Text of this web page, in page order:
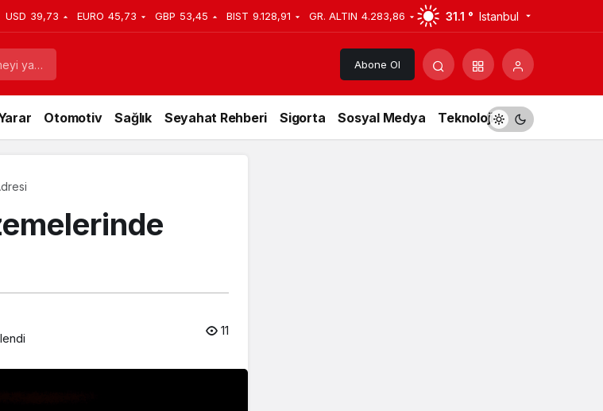
USD 39,73 EURO 45,73 GBP 53,45 BIST 9.128,91 GR. ALTIN 4.283,86 31.1 ° Istanbul
Abone Ol
Otomotiv Sağlık Seyahat Rehberi Sigorta Sosyal Medya Teknoloji
11